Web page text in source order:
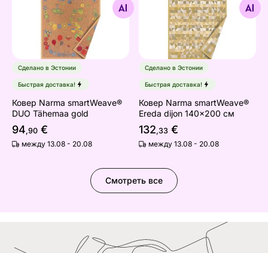
Найдите похожие
Сделано в Эстонии
Быстрая доставка!
Ковер Narma smartWeave®
DUO Tähemaa gold
94,90 €
между 13.08 - 20.08
Найдите похожие
Сделано в Эстонии
Быстрая доставка!
Ковер Narma smartWeave®
Ereda dijon 140x200 см
132,33 €
между 13.08 - 20.08
Смотреть все